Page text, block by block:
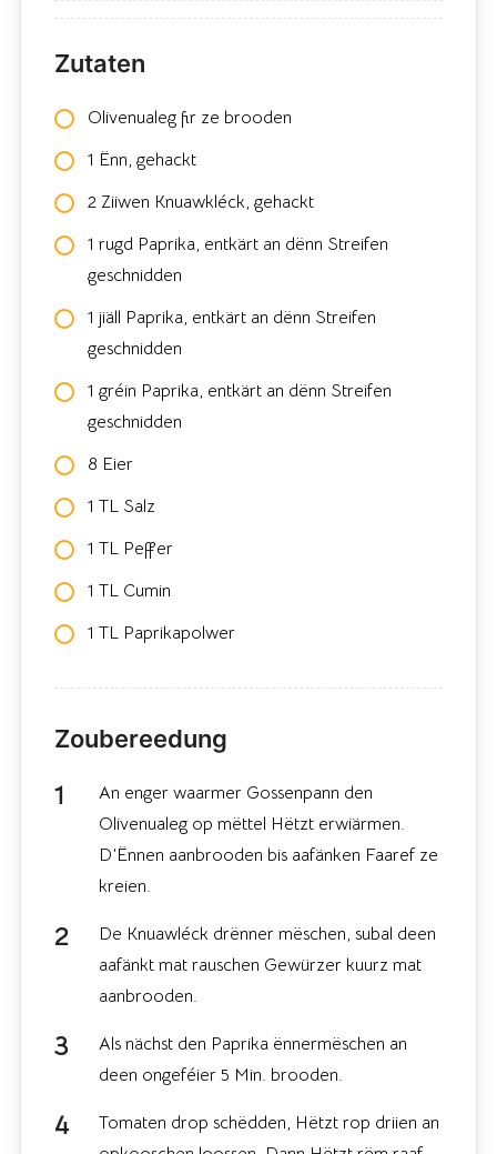
Zutaten
Olivenualeg fir ze brooden
1 Ënn, gehackt
2 Ziiwen Knuawkléck, gehackt
1 rugd Paprika, entkärt an dënn Streifen
geschnidden
1 jiäll Paprika, entkärt an dënn Streifen
geschnidden
1 gréin Paprika, entkärt an dënn Streifen
geschnidden
8 Eier
1 TL Salz
1 TL Peffer
1 TL Cumin
1 TL Paprikapolwer
Zoubereedung
An enger waarmer Gossenpann den
Olivenualeg op mëttel Hëtzt erwiärmen.
D’Ënnen aanbrooden bis aafänken Faaref ze
kreien.
De Knuawléck drënner mëschen, subal deen
aafänkt mat rauschen Gewürzer kuurz mat
aanbrooden.
Als nächst den Paprika ënnermëschen an
deen ongeféier 5 Min. brooden.
Tomaten drop schëdden, Hëtzt rop driien an